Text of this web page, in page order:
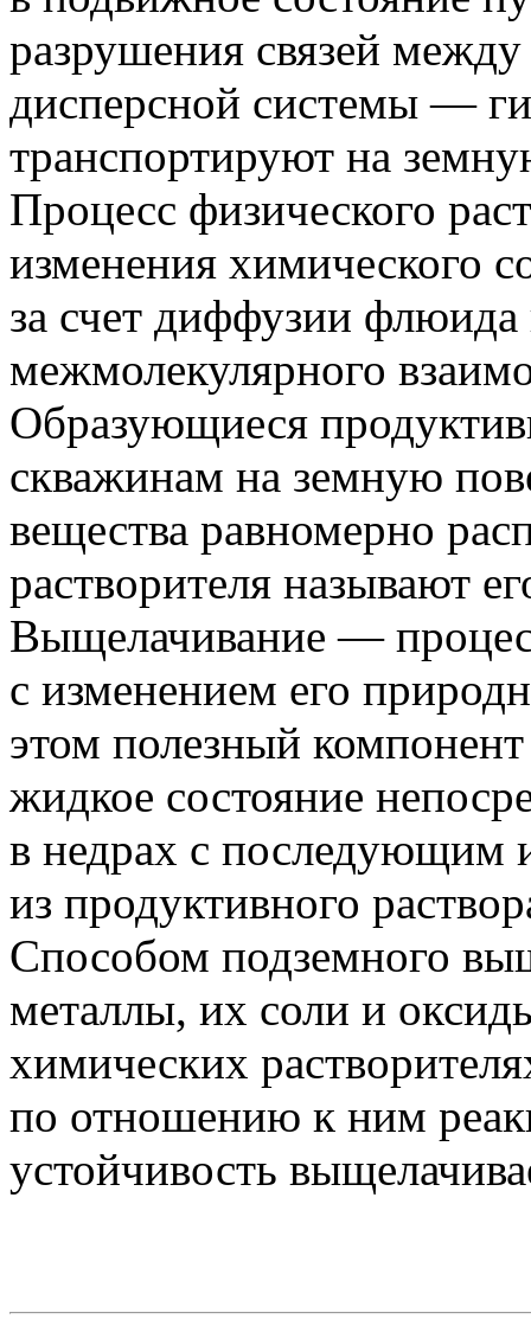
разрушения связей
дисперсной системы —
транспортируют на
Процесс физического
изменения химического
за счет диффузии
межмолекулярного
Образующиеся
скважинам на земную
вещества равномерно
растворителя называют
Выщелачивание —
с изменением его
этом полезный компонент
жидкое состояние
в недрах с последующим
из продуктивного
Способом подземного
металлы, их соли и
химических
по отношению к ним
устойчивость